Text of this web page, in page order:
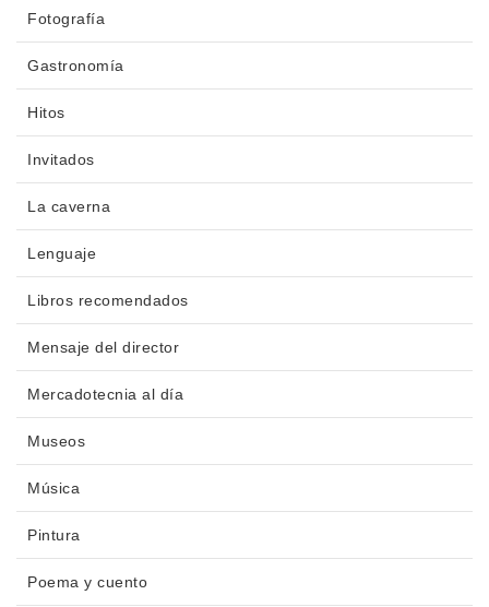
Fotografía
Gastronomía
Hitos
Invitados
La caverna
Lenguaje
Libros recomendados
Mensaje del director
Mercadotecnia al día
Museos
Música
Pintura
Poema y cuento